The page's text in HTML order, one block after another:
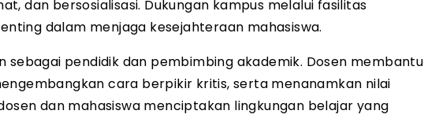
dan bersosialisasi. Dukungan kampus melalui fasilitas
dalam menjaga kesejahteraan mahasiswa.
sebagai pendidik dan pembimbing akademik. Dosen membantu
cara berpikir kritis, serta menanamkan nilai
dan mahasiswa menciptakan lingkungan belajar yang